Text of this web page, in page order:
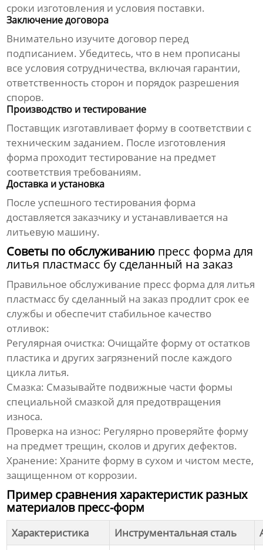
сроки изготовления и условия поставки.
Заключение договора
Внимательно изучите договор перед
подписанием. Убедитесь, что в нем прописаны
все условия сотрудничества, включая гарантии,
ответственность сторон и порядок разрешения
споров.
Производство и тестирование
Поставщик изготавливает форму в соответствии с
техническим заданием. После изготовления
форма проходит тестирование на предмет
соответствия требованиям.
Доставка и установка
После успешного тестирования форма
доставляется заказчику и устанавливается на
литьевую машину.
Советы по обслуживанию пресс форма для
литья пластмасс бу сделанный на заказ
Правильное обслуживание пресс форма для литья
пластмасс бу сделанный на заказ продлит срок ее
службы и обеспечит стабильное качество
отливок:
Регулярная очистка: Очищайте форму от остатков
пластика и других загрязнений после каждого
цикла литья.
Смазка: Смазывайте подвижные части формы
специальной смазкой для предотвращения
износа.
Проверка на износ: Регулярно проверяйте форму
на предмет трещин, сколов и других дефектов.
Хранение: Храните форму в сухом и чистом месте,
защищенном от коррозии.
Пример сравнения характеристик разных
материалов пресс-форм
Характеристика Инструментальная сталь